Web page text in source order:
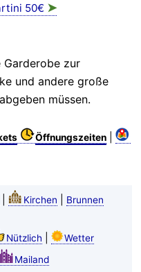
50€ ➤
Garderobe zur
und andere große
müssen.
Öffnungszeiten|
Kirchen
Brunnen
Nützlich
Wetter
Mailand